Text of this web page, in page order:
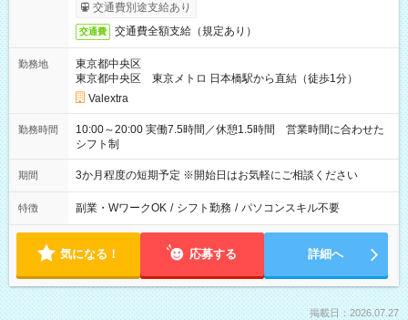
交通費別途支給あり
交通費 交通費全額支給（規定あり）
勤務地
東京都中央区
東京都中央区 東京メトロ 日本橋駅から直結（徒歩1分）
Valextra
勤務時間
10:00～20:00 実働7.5時間／休憩1.5時間 営業時間に合わせた
シフト制
期間 3か月程度の短期予定 ※開始日はお気軽にご相談ください
特徴 副業・WワークOK / シフト勤務 / パソコンスキル不要
気になる！ 応募する 詳細へ
掲載日：2026.07.27